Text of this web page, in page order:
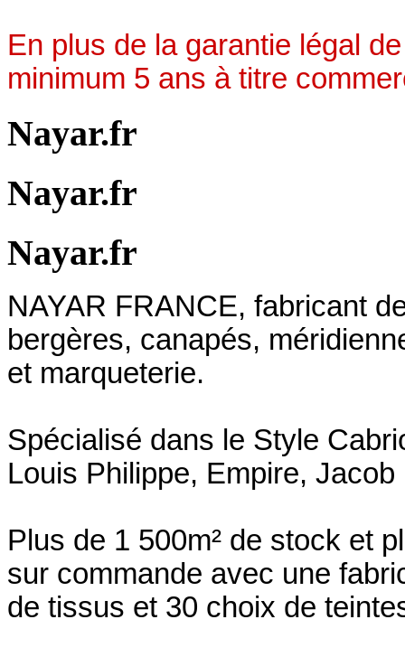
En plus de la garantie légal
minimum 5 ans à titre
Nayar.fr
Nayar.fr
Nayar.fr
NAYAR FRANCE, fabricant
bergères, canapés,
et marqueterie.
Spécialisé dans le Style
Louis Philippe, Empire,
Plus de 1 500m² de stock et
sur commande avec une
de tissus et 30 choix de